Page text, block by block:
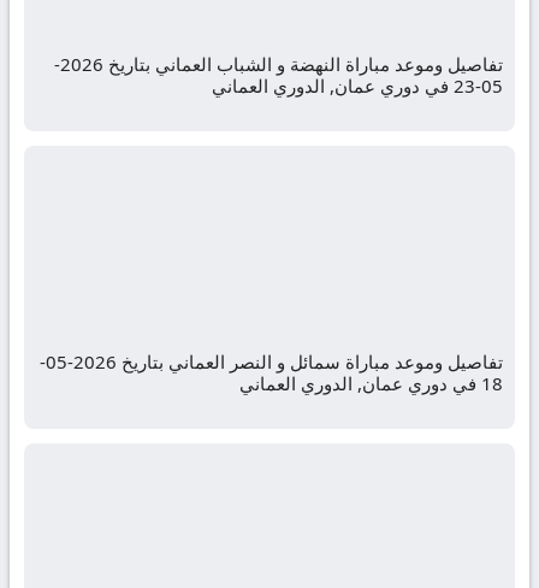
تفاصيل وموعد مباراة النهضة و الشباب العماني بتاريخ 2026-
05-23 في دوري عمان, الدوري العماني
تفاصيل وموعد مباراة سمائل و النصر العماني بتاريخ 2026-05-
18 في دوري عمان, الدوري العماني